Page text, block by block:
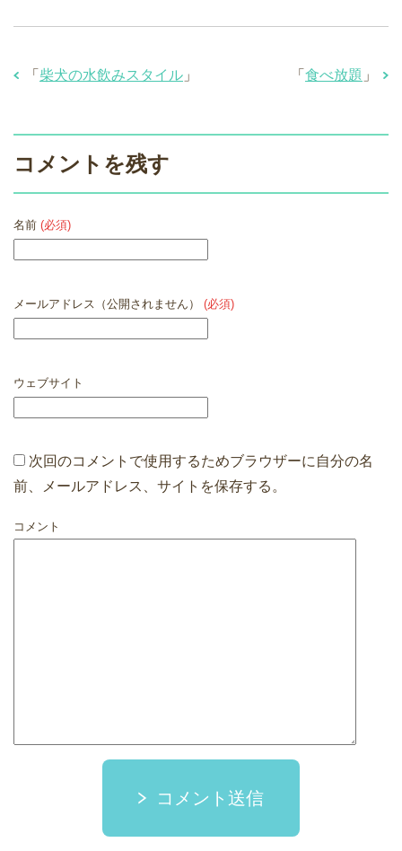
「 食べ放題 」
「 柴犬の水飲みスタイル 」
コメントを残す
名前 (必須)
メールアドレス（公開されません） (必須)
ウェブサイト
次回のコメントで使用するためブラウザーに自分の名
前、メールアドレス、サイトを保存する。
コメント
コメント送信